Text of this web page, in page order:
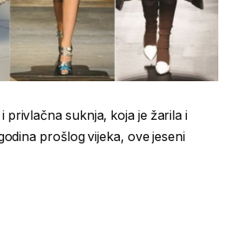
privlačna suknja, koja je žarila i
prošlog vijeka, ove jeseni